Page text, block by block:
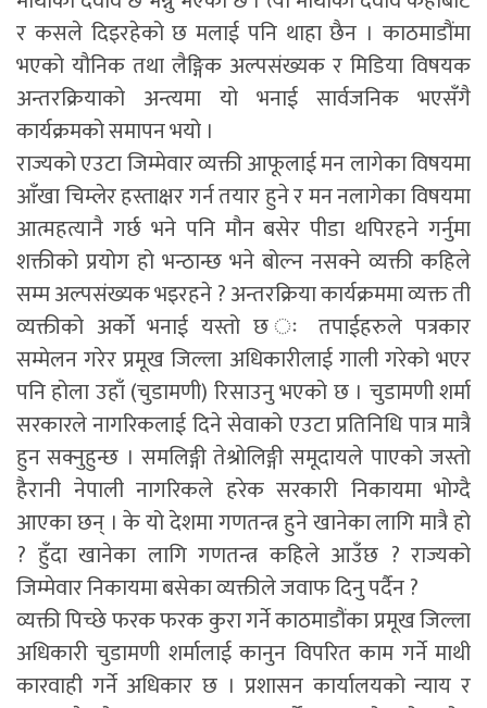
र कसले दिइरहेको छ मलाई पनि थाहा छैन । काठमाडौंमा
भएको यौनिक तथा लैङ्गिक अल्पसंख्यक र मिडिया विषयक
अन्तरक्रियाको अन्त्यमा यो भनाई सार्वजनिक भएसँगै
कार्यक्रमको समापन भयो ।
राज्यको एउटा जिम्मेवार व्यक्ती आफूलाई मन लागेका विषयमा
आँखा चिम्लेर हस्ताक्षर गर्न तयार हुने र मन नलागेका विषयमा
आत्महत्यानै गर्छ भने पनि मौन बसेर पीडा थपिरहने गर्नुमा
शक्तीको प्रयोग हो भन्ठान्छ भने बोल्न नसक्ने व्यक्ती कहिले
सम्म अल्पसंख्यक भइरहने ? अन्तरक्रिया कार्यक्रममा व्यक्त ती
व्यक्तीको अर्को भनाई यस्तो छ ः तपाईहरुले पत्रकार
सम्मेलन गरेर प्रमूख जिल्ला अधिकारीलाई गाली गरेको भएर
पनि होला उहाँ (चुडामणी) रिसाउनु भएको छ । चुडामणी शर्मा
सरकारले नागरिकलाई दिने सेवाको एउटा प्रतिनिधि पात्र मात्रै
हुन सक्नुहुन्छ । समलिङ्गी तेश्रोलिङ्गी समूदायले पाएको जस्तो
हैरानी नेपाली नागरिकले हरेक सरकारी निकायमा भोग्दै
आएका छन् । के यो देशमा गणतन्त्र हुने खानेका लागि मात्रै हो
? हुँदा खानेका लागि गणतन्त्र कहिले आउँछ ? राज्यको
जिम्मेवार निकायमा बसेका व्यक्तीले जवाफ दिनु पर्दैन ?
व्यक्ती पिच्छे फरक फरक कुरा गर्ने काठमाडौंका प्रमूख जिल्ला
अधिकारी चुडामणी शर्मालाई कानुन विपरित काम गर्ने माथी
कारवाही गर्ने अधिकार छ । प्रशासन कार्यालयको न्याय र